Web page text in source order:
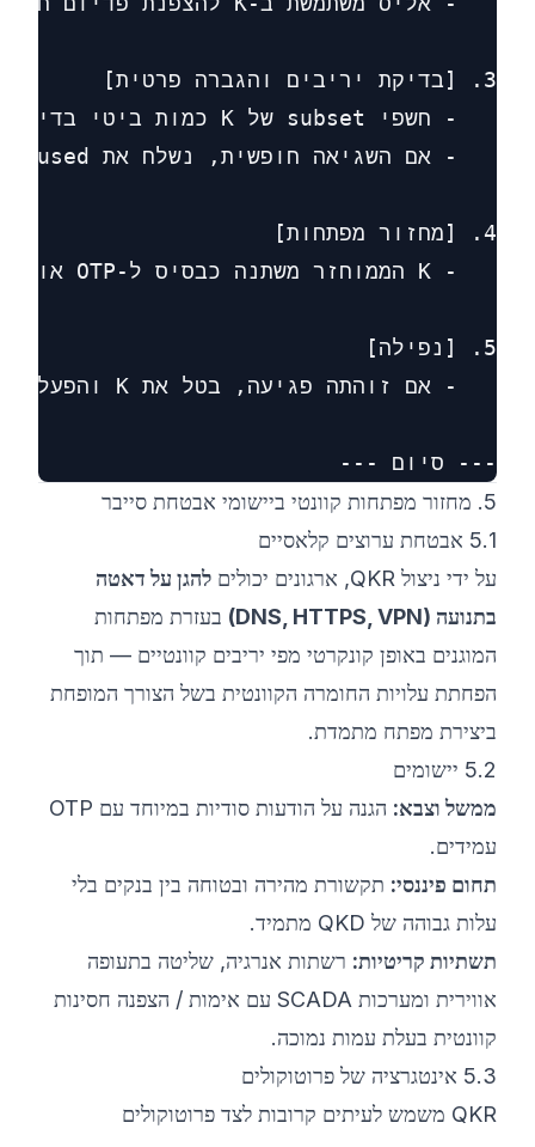
--- סיום ---
5. מחזור מפתחות קוונטי ביישומי אבטחת סייבר
5.1 אבטחת ערוצים קלאסיים
על ידי ניצול QKR, ארגונים יכולים
להגן על דאטה
בתנועה (DNS, HTTPS, VPN)
בעזרת מפתחות
המוגנים באופן קונקרטי מפי יריבים קוונטיים — תוך
הפחתת עלויות החומרה הקוונטית בשל הצורך המופחת
ביצירת מפתח מתמדת.
5.2 יישומים
ממשל וצבא:
הגנה על הודעות סודיות במיוחד עם OTP
עמידים.
תחום פיננסי: תקשורת מהירה ובטוחה בין בנקים בלי
עלות גבוהה של QKD מתמיד.
תשתיות קריטיות: רשתות אנרגיה, שליטה בתעופה
אווירית ומערכות SCADA עם אימות / הצפנה חסינות
קוונטית בעלת עמות נמוכה.
5.3 אינטגרציה של פרוטוקולים
QKR משמש לעיתים קרובות לצד פרוטוקולים